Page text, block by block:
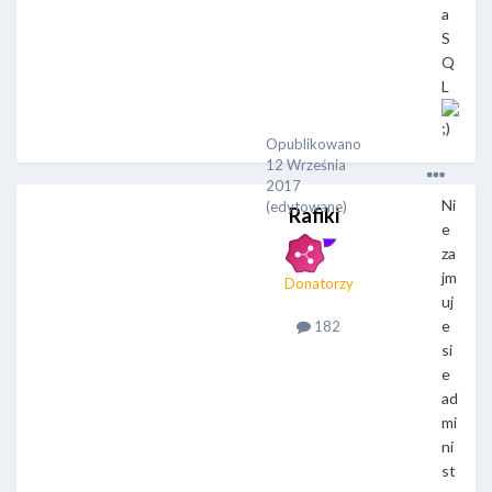
a
S
Q
L
Rafiki
Donatorzy
182
Opublikowano
12 Września
2017
(edytowane)
Ni
e
za
jm
uj
e
si
e
ad
mi
ni
st